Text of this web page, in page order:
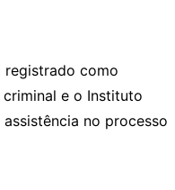
registrado como
e o Instituto
no processo